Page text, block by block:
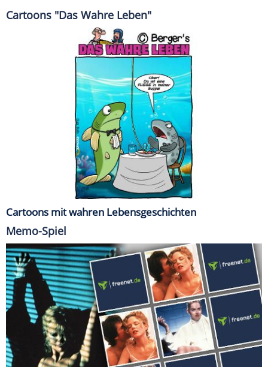
Cartoons "Das Wahre Leben"
Cartoons mit wahren Lebensgeschichten
Memo-Spiel